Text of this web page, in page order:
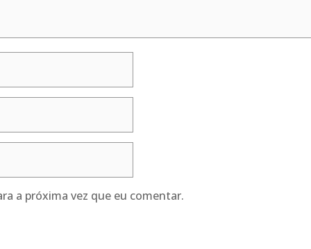
a próxima vez que eu comentar.